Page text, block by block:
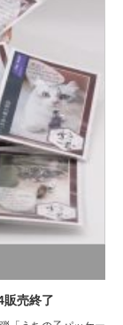
販売終了